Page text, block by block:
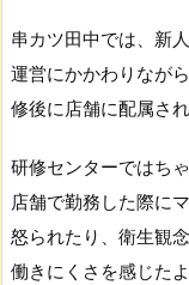
串カツ田中では、新
運営にかかわりなが
修後に店舗に配属さ
研修センターではち
店舗で勤務した際に
怒られたり、衛生観
働きにくさを感じたよ